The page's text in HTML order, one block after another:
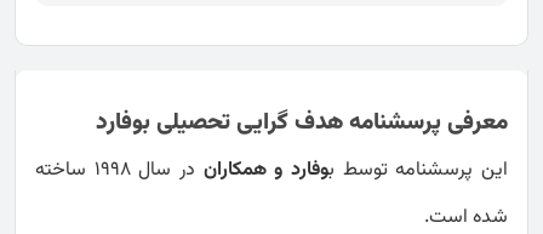
معرفی پرسشنامه هدف گرایی تحصیلی بوفارد
این پرسشنامه توسط بوفارد و همکاران
در سال 1998 ساخته
شده است.